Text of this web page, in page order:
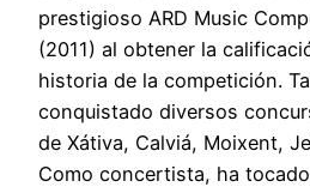
prestigioso ARD Music
(2011) al obtener la
historia de la competición.
conquistado diversos
de Xátiva, Calviá, Moixent,
Como concertista, ha